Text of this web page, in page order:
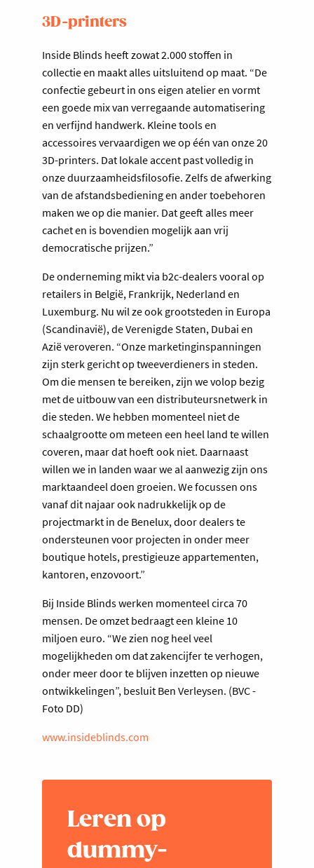
3D-printers
Inside Blinds heeft zowat 2.000 stoffen in
collectie en maakt alles uitsluitend op maat. “De
confectie gebeurt in ons eigen atelier en vormt
een goede mix van verregaande automatisering
en verfijnd handwerk. Kleine tools en
accessoires vervaardigen we op één van onze 20
3D-printers. Dat lokale accent past volledig in
onze duurzaamheidsfilosofie. Zelfs de afwerking
van de afstandsbediening en ander toebehoren
maken we op die manier. Dat geeft alles meer
cachet en is bovendien mogelijk aan vrij
democratische prijzen.”
De onderneming mikt via b2c-dealers vooral op
retailers in België, Frankrijk, Nederland en
Luxemburg. Nu wil ze ook grootsteden in Europa
(Scandinavië), de Verenigde Staten, Dubai en
Azië veroveren. “Onze marketinginspanningen
zijn sterk gericht op tweeverdieners in steden.
Om die mensen te bereiken, zijn we volop bezig
met de uitbouw van een distributeursnetwerk in
die steden. We hebben momenteel niet de
schaalgrootte om meteen een heel land te willen
coveren, maar dat hoeft ook niet. Daarnaast
willen we in landen waar we al aanwezig zijn ons
marktaandeel doen groeien. We focussen ons
vanaf dit najaar ook nadrukkelijk op de
projectmarkt in de Benelux, door dealers te
ondersteunen voor projecten in onder meer
boutique hotels, prestigieuze appartementen,
kantoren, enzovoort.”
Bij Inside Blinds werken momenteel circa 70
mensen. De omzet bedraagt een kleine 10
miljoen euro. “We zien nog heel veel
mogelijkheden om dat zakencijfer te verhogen,
onder meer door te blijven inzetten op nieuwe
ontwikkelingen”, besluit Ben Verleysen. (BVC -
Foto DD)
www.insideblinds.com
Leren op
dummy-